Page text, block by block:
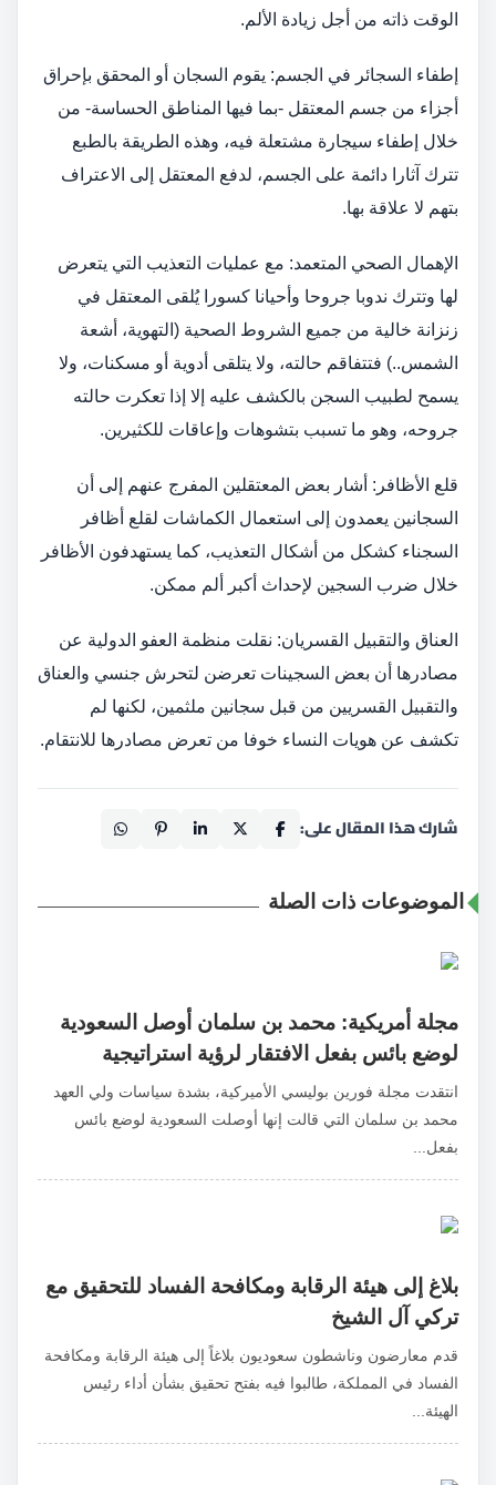
الوقت ذاته من أجل زيادة الألم.
إطفاء السجائر في الجسم: يقوم السجان أو المحقق بإحراق
أجزاء من جسم المعتقل -بما فيها المناطق الحساسة- من
خلال إطفاء سيجارة مشتعلة فيه، وهذه الطريقة بالطبع
تترك آثارا دائمة على الجسم، لدفع المعتقل إلى الاعتراف
بتهم لا علاقة بها.
الإهمال الصحي المتعمد: مع عمليات التعذيب التي يتعرض
لها وتترك ندوبا جروحا وأحيانا كسورا يُلقى المعتقل في
زنزانة خالية من جميع الشروط الصحية (التهوية، أشعة
الشمس..) فتتفاقم حالته، ولا يتلقى أدوية أو مسكنات، ولا
يسمح لطبيب السجن بالكشف عليه إلا إذا تعكرت حالته
جروحه، وهو ما تسبب بتشوهات وإعاقات للكثيرين.
قلع الأظافر: أشار بعض المعتقلين المفرج عنهم إلى أن
السجانين يعمدون إلى استعمال الكماشات لقلع أظافر
السجناء كشكل من أشكال التعذيب، كما يستهدفون الأظافر
خلال ضرب السجين لإحداث أكبر ألم ممكن.
العناق والتقبيل القسريان: نقلت منظمة العفو الدولية عن
مصادرها أن بعض السجينات تعرضن لتحرش جنسي والعناق
والتقبيل القسريين من قبل سجانين ملثمين، لكنها لم
تكشف عن هويات النساء خوفا من تعرض مصادرها للانتقام.
شارك هذا المقال على:
الموضوعات ذات الصلة
مجلة أمريكية: محمد بن سلمان أوصل السعودية
لوضع بائس بفعل الافتقار لرؤية استراتيجية
انتقدت مجلة فورين بوليسي الأميركية، بشدة سياسات ولي العهد
محمد بن سلمان التي قالت إنها أوصلت السعودية لوضع بائس
بفعل...
بلاغ إلى هيئة الرقابة ومكافحة الفساد للتحقيق مع
تركي آل الشيخ
قدم معارضون وناشطون سعوديون بلاغاً إلى هيئة الرقابة ومكافحة
الفساد في المملكة، طالبوا فيه بفتح تحقيق بشأن أداء رئيس
الهيئة...